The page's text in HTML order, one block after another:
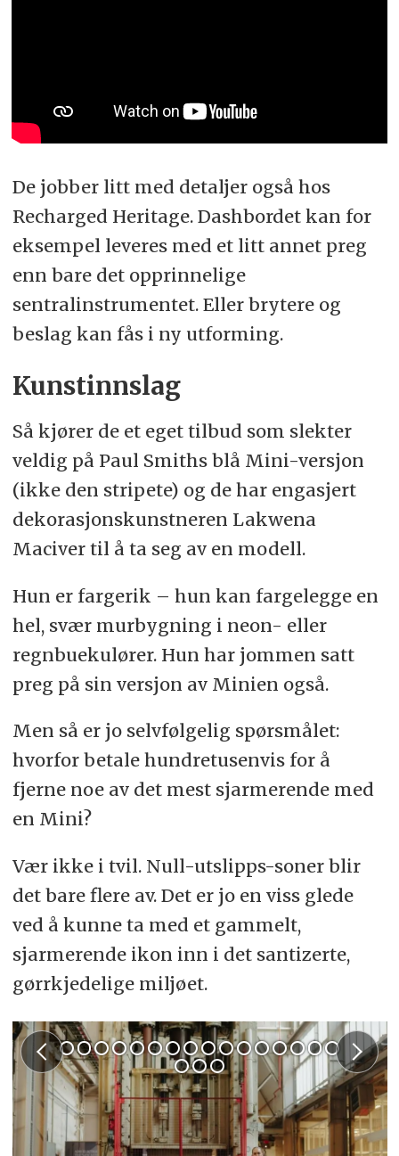
De jobber litt med detaljer også hos
Recharged Heritage. Dashbordet kan for
eksempel leveres med et litt annet preg
enn bare det opprinnelige
sentralinstrumentet. Eller brytere og
beslag kan fås i ny utforming.
Kunstinnslag
Så kjører de et eget tilbud som slekter
veldig på Paul Smiths blå Mini-versjon
(ikke den stripete) og de har engasjert
dekorasjonskunstneren Lakwena
Maciver til å ta seg av en modell.
Hun er fargerik – hun kan fargelegge en
hel, svær murbygning i neon- eller
regnbuekulører. Hun har jommen satt
preg på sin versjon av Minien også.
Men så er jo selvfølgelig spørsmålet:
hvorfor betale hundretusenvis for å
fjerne noe av det mest sjarmerende med
en Mini?
Vær ikke i tvil. Null-utslipps-soner blir
det bare flere av. Det er jo en viss glede
ved å kunne ta med et gammelt,
sjarmerende ikon inn i det santizerte,
gørrkjedelige miljøet.